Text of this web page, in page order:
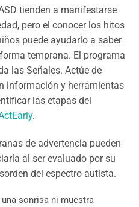
tienden a manifestarse
pero el conocer los hitos
puede ayudarlo a saber
temprana. El programa
las Señales. Actúe de
información y herramientas
las etapas del
.
de advertencia pueden
al ser evaluado por su
del espectro autista.
sonrisa ni muestra